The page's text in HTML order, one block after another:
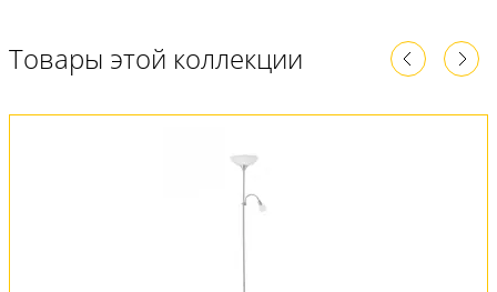
Товары этой коллекции